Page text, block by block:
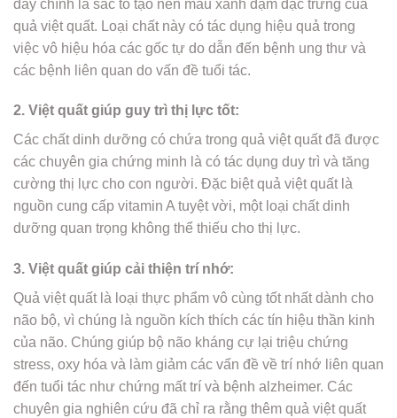
đây chính là sắc tố tạo nên màu xanh đậm đặc trưng của
quả việt quất. Loại chất này có tác dụng hiệu quả trong
việc vô hiệu hóa các gốc tự do dẫn đến bệnh ung thư và
các bệnh liên quan do vấn đề tuổi tác.
2. Việt quất giúp guy trì thị lực tốt:
Các chất dinh dưỡng có chứa trong quả việt quất đã được
các chuyên gia chứng minh là có tác dụng duy trì và tăng
cường thị lực cho con người. Đặc biệt quả việt quất là
nguồn cung cấp vitamin A tuyệt vời, một loại chất dinh
dưỡng quan trọng không thể thiếu cho thị lực.
3. Việt quất giúp cải thiện trí nhớ:
Quả việt quất là loại thực phẩm vô cùng tốt nhất dành cho
não bộ, vì chúng là nguồn kích thích các tín hiệu thần kinh
của não. Chúng giúp bộ não kháng cự lại triệu chứng
stress, oxy hóa và làm giảm các vấn đề về trí nhớ liên quan
đến tuổi tác như chứng mất trí và bệnh alzheimer. Các
chuyên gia nghiên cứu đã chỉ ra rằng thêm quả việt quất